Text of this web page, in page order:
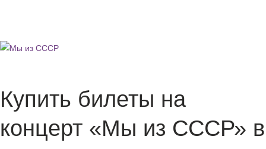
Купить билеты на
концерт «Мы из СССР» в